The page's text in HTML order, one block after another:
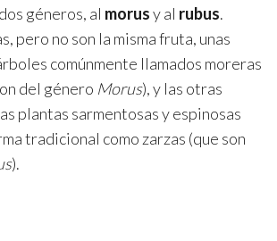
géneros, al morusy al rubus.
pero no son la misma fruta, unas
comúnmente llamados moreras
del género Morus), y las otras
plantas sarmentosas y espinosas
tradicional como zarzas (que son
).